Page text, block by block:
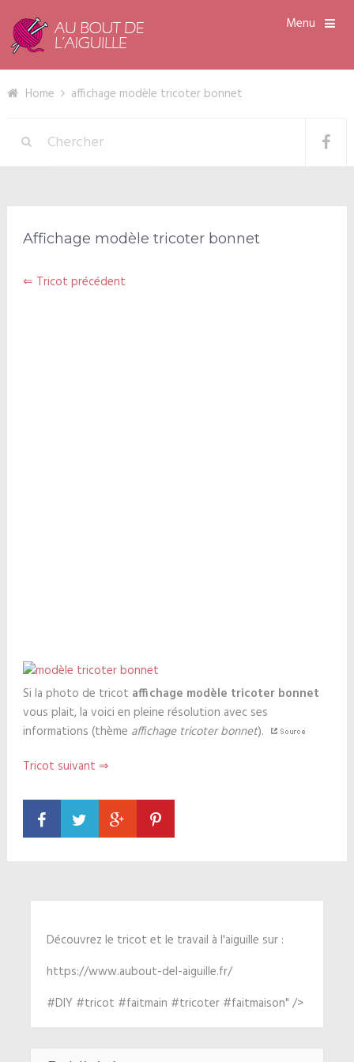
Menu
Home affichage modèle tricoter bonnet
Affichage modèle tricoter bonnet
⇐ Tricot précédent
Si la photo de tricot affichage modèle tricoter bonnet
vous plait, la voici en pleine résolution avec ses
informations (thème affichage tricoter bonnet).
Tricot suivant ⇒
Découvrez le tricot et le travail à l'aiguille sur :
https://www.aubout-del-aiguille.fr/
#DIY #tricot #faitmain #tricoter #faitmaison" />